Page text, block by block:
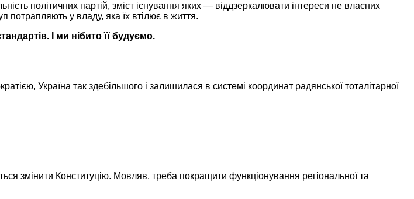
політичних партій, зміст існування яких — віддзеркалювати інтереси не власних
потрапляють у владу, яка їх втілює в життя.
І ми нібито її будуємо.
Україна так здебільшого і залишилася в системі координат радянської тоталітарної
змінити Конституцію. Мовляв, треба покращити функціонування регіональної та